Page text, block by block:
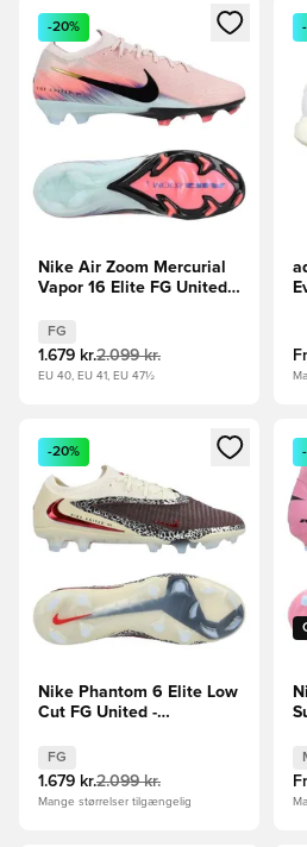
Åbner en Modal til at logge ind
-20%
Nike Air Zoom Mercurial
Vapor 16 Elite FG United -
FG
1.679 kr.2.099 kr.
EU 40, EU 41, EU 47½
Åbner en Modal til at logge ind
-20%
Nike Phantom 6 Elite Low
Cut FG United -
FG
1.679 kr.2.099 kr.
Mange størrelser tilgængelig